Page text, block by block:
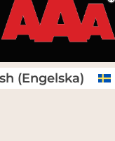
(Engelska)